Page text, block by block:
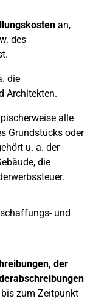
an,
des
die
Architekten.
alle
Grundstücks oder
u. a. der
die
und
der
zum Zeitpunkt